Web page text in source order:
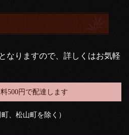
なりますので、詳しくはお気軽
500円で配達します
、松山町を除く）